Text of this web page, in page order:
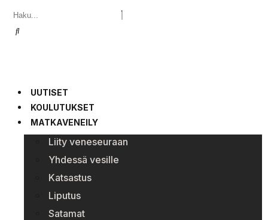
UUTISET
KOULUTUKSET
MATKAVENEILY
Liity veneseuraan
Yhdessä vesille
Katsastus
Liputus
Satamat